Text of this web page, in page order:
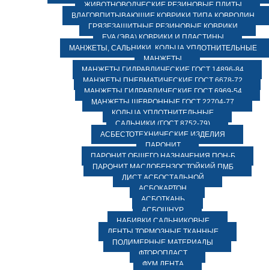
ЖИВОТНОВОДЧЕСКИЕ РЕЗИНОВЫЕ ПЛИТЫ
ВЛАГОВПИТЫВАЮЩИЕ КОВРИКИ ТИПА КОВРОЛИН
ГРЯЗЕЗАЩИТНЫЕ РЕЗИНОВЫЕ КОВРИКИ
EVA (ЭВА) КОВРИКИ И ПЛАСТИНЫ
МАНЖЕТЫ, САЛЬНИКИ, КОЛЬЦА УПЛОТНИТЕЛЬНЫЕ
МАНЖЕТЫ
МАНЖЕТЫ ГИДРАВЛИЧЕСКИЕ ГОСТ 14896-84
МАНЖЕТЫ ПНЕВМАТИЧЕСКИЕ ГОСТ 6678-72
МАНЖЕТЫ ГИДРАВЛИЧЕСКИЕ ГОСТ 6969-54
МАНЖЕТЫ ШЕВРОННЫЕ ГОСТ 22704-77
КОЛЬЦА УПЛОТНИТЕЛЬНЫЕ
САЛЬНИКИ (ГОСТ 8752-79)
АСБЕСТОТЕХНИЧЕСКИЕ ИЗДЕЛИЯ
ПАРОНИТ
ПАРОНИТ ОБЩЕГО НАЗНАЧЕНИЯ ПОН-Б
ПАРОНИТ МАСЛОБЕНЗОСТОЙКИЙ ПМБ
ЛИСТ АСБОСТАЛЬНОЙ
АСБОКАРТОН
АСБОТКАНЬ
АСБОШНУР
НАБИВКИ САЛЬНИКОВЫЕ
ЛЕНТЫ ТОРМОЗНЫЕ ТКАННЫЕ
ПОЛИМЕРНЫЕ МАТЕРИАЛЫ
ФТОРОПЛАСТ
ФУМ ЛЕНТА